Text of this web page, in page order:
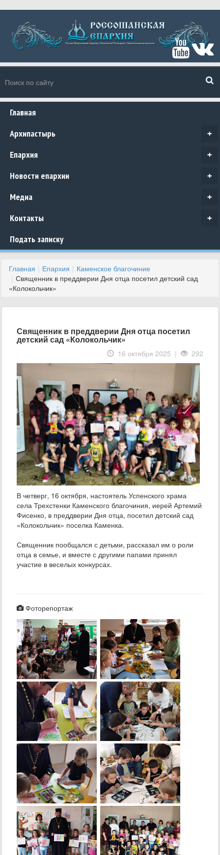
Главная
+
Архипастырь
+
Епархия
+
Новости епархии
+
Медиа
+
Контакты
Подать записку
Главная Епархия
Каменское благочиние
Священник в преддверии Дня отца посетил детский сад
«Колокольчик»
Священник в преддверии Дня отца посетил
детский сад «Колокольчик»
16 октября 2025 | 292
В четверг, 16 октября, настоятель Успенского храма
села Трехстенки Каменского благочиния, иерей Артемий
Фисенко, в преддверии Дня отца, посетил детский сад
«Колокольчик» поселка Каменка.
Священник пообщался с детьми, рассказал им о роли
отца в семье, и вместе с другими папами принял
участие в веселых конкурсах.
Фоторепортаж